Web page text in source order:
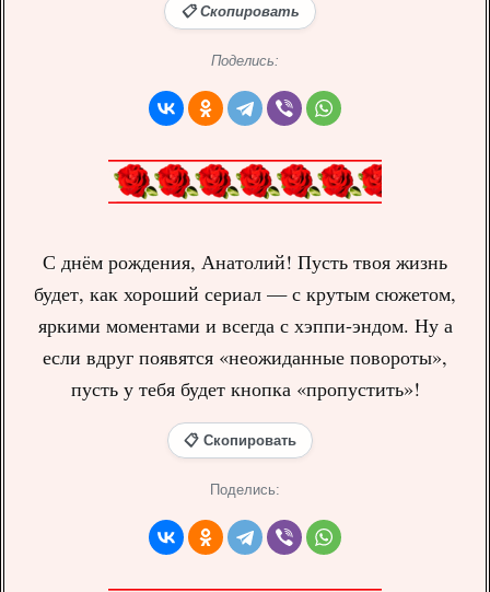
📋 Скопировать
Поделись:
С днём рождения, Анатолий! Пусть твоя жизнь
будет, как хороший сериал — с крутым сюжетом,
яркими моментами и всегда с хэппи-эндом. Ну а
если вдруг появятся «неожиданные повороты»,
пусть у тебя будет кнопка «пропустить»!
📋 Скопировать
Поделись: